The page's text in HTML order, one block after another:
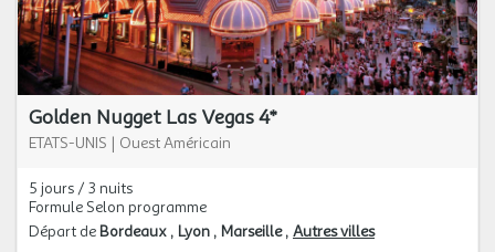
Golden Nugget Las Vegas 4*
ETATS-UNIS | Ouest Américain
5 jours / 3 nuits
Formule Selon programme
Départ de Bordeaux Lyon Marseille Autres villes